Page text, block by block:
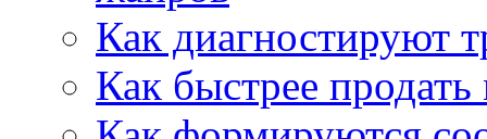
Как диагностируют
Как быстрее